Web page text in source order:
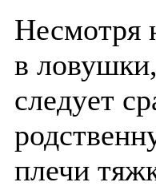
Несмотря
в
следует
плечи